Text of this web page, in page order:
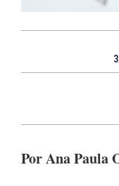
Por Ana Paula